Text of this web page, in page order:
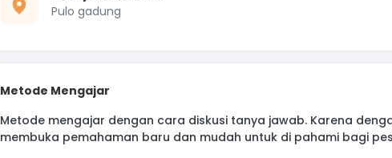
Pulo gadung
Metode Mengajar
Metode mengajar dengan cara diskusi tanya jawab. Karena
membuka pemahaman baru dan mudah untuk di pahami bagi